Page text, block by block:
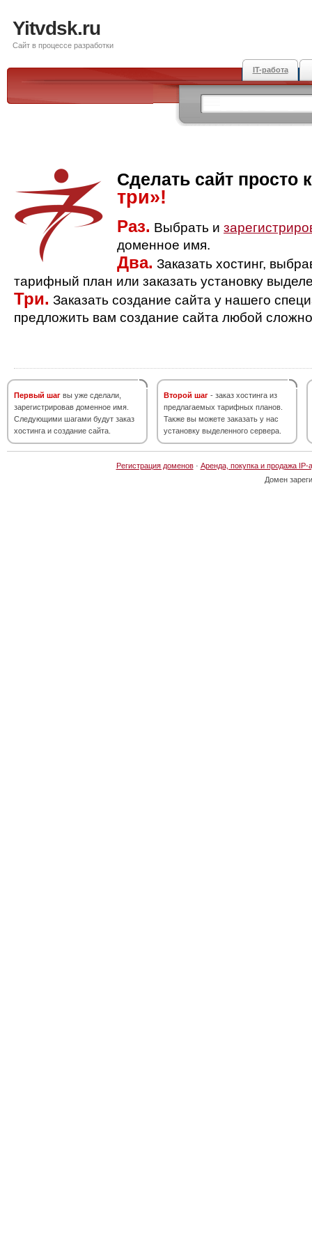
Yitvdsk.ru
Сайт в процессе разработки
IT-работа
Сделать сайт просто
три»!
Раз. Выбрать и
доменное имя.
Два. Заказать хостинг,
тарифный план или заказать установку
Три. Заказать создание сайта у нашего
предложить вам создание сайта любой
Первый шаг вы уже сделали,
зарегистрировав доменное имя.
Следующими шагами будут заказ
хостинга и создание сайта.
Второй шаг - заказ хостинга из
предлагаемых тарифных планов.
Также вы можете заказать у нас
установку выделенного сервера.
Регистрация доменов· Аренда, покупка и продажа IP-
Домен